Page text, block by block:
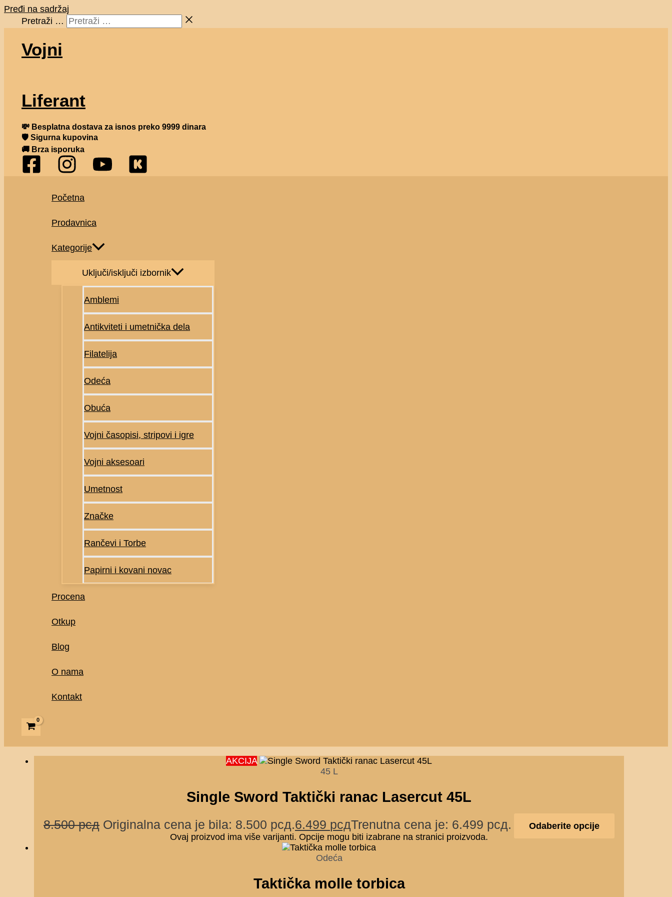
Pređi na sadržaj
Pretraži …
Vojni
Liferant
💸 Besplatna dostava za isnos preko 9999 dinara
🛡 Sigurna kupovina
🚚 Brza isporuka
Početna
Prodavnica
Kategorije
Uključi/isključi izbornik
Amblemi
Antikviteti i umetnička dela
Filatelija
Odeća
Obuća
Vojni časopisi, stripovi i igre
Vojni aksesoari
Umetnost
Značke
Rančevi i Torbe
Papirni i kovani novac
Procena
Otkup
Blog
O nama
Kontakt
AKCIJA
45 L
Single Sword Taktički ranac Lasercut 45L
8.500рсд Originalna cena je bila: 8.500 рсд.6.499 рсдTrenutna cena je: 6.499 рсд.
Odaberite opcije
Ovaj proizvod ima više varijanti. Opcije mogu biti izabrane na stranici proizvoda.
Odeća
Taktička molle torbica